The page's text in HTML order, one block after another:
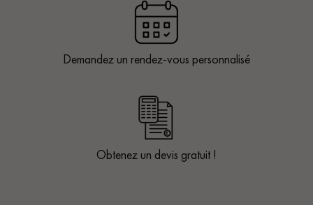
Demandez un rendez-vous personnalisé
Obtenez un devis gratuit !